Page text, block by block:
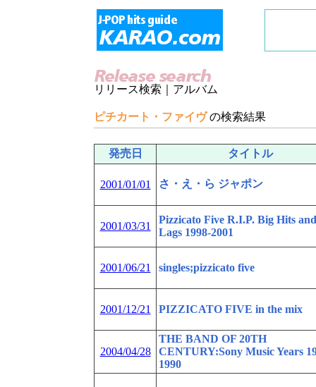
リリース検索｜アルバム
ピチカート・ファイヴの検索結果
発売日 タイトル
2001/01/01 さ・え・ら ジャポン
2001/03/31
Pizzicato Five R.I.P. Big Hits
Lags 1998-2001
2001/06/21 singles;pizzicato five
2001/12/21 PIZZICATO FIVE in the mix
2004/04/28
THE BAND OF 20TH
CENTURY:Sony Music Years
1990